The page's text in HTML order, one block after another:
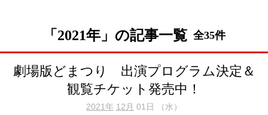
「2021年」の記事一覧 全35件
劇場版どまつり 出演プログラム決定＆
観覧チケット発売中！
2021年 12月 01日 （水）